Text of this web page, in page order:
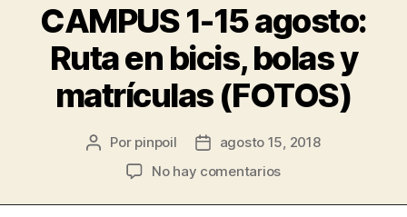
CAMPUS 1-15 agosto:
Ruta en bicis, bolas y
matrículas (FOTOS)
Por pinpoil
agosto 15, 2018
No hay comentarios